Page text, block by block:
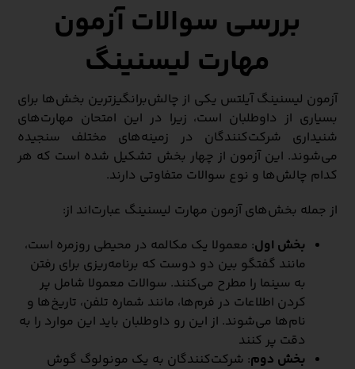
بررسی سوالات آزمون
مهارت لیسنینگ
آزمون لیسنینگ آیلتس یکی از چالش‌برانگیزترین بخش‌ها برای
بسیاری از داوطلبان است، زیرا در این امتحان مهارت‌های
شنیداری شرکت‌کنندگان در زمینه‌های مختلف سنجیده
می‌شوند. این آزمون از چهار بخش تشکیل شده است که هر
کدام چالش‌ها و نوع سوالات متفاوتی دارند.
از جمله بخش‌های آزمون مهارت لیسنینگ عبارت‌اند از:
بخش اول: معمولا یک مکالمه در محیطی روزمره است،
مانند گفتگو بین دو دوست که برنامه‌ریزی برای رفتن
به سینما را مطرح می‌کنند. سوالات معمولا شامل پر
کردن اطلاعات در فرم‌ها، مانند شماره تلفن، تاریخ‌ها و
نام‌ها می‌شوند. از این رو داوطلبان باید این موارد را به
دقت پر کنند
بخش دوم: شرکت‌کنندگان به یک مونولوگ گوش